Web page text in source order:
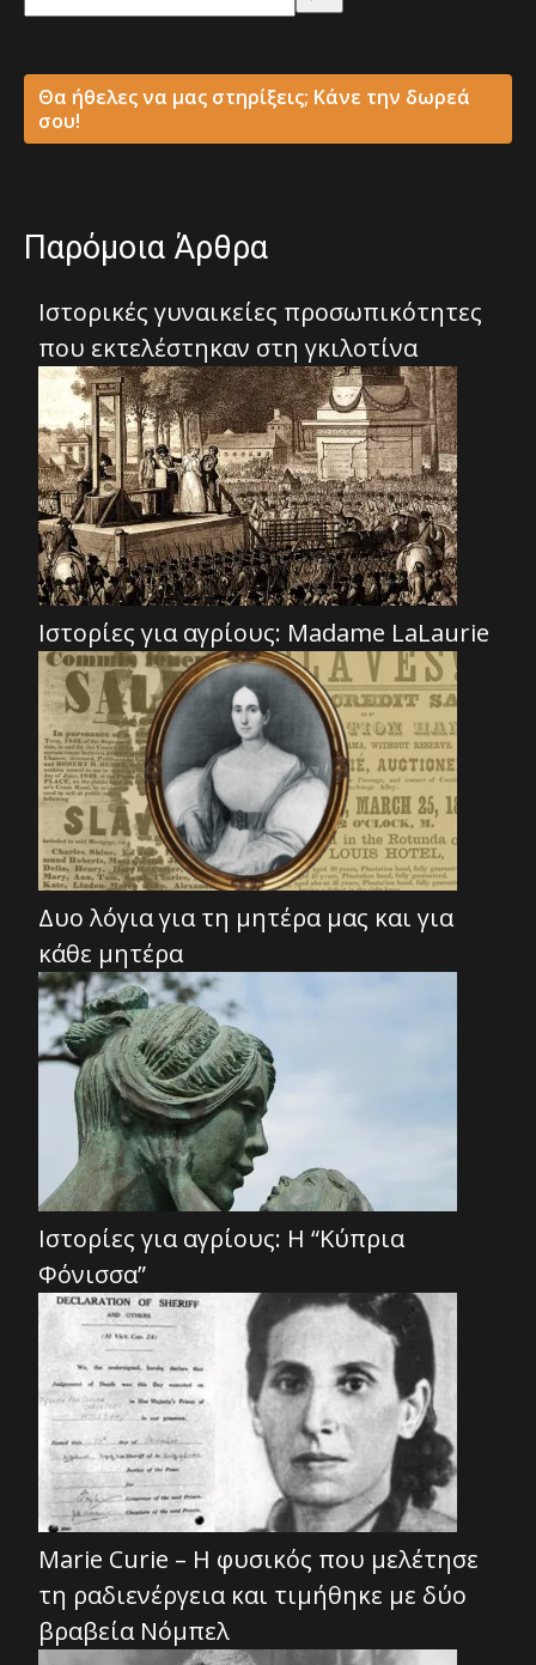
Θα ήθελες να μας στηρίξεις; Κάνε την δωρεά
σου!
Παρόμοια Άρθρα
Ιστορικές γυναικείες προσωπικότητες
που εκτελέστηκαν στη γκιλοτίνα
Ιστορίες για αγρίους: Madame LaLaurie
Δυο λόγια για τη μητέρα μας και για
κάθε μητέρα
Ιστορίες για αγρίους: Η “Κύπρια
Φόνισσα”
Marie Curie – Η φυσικός που μελέτησε
τη ραδιενέργεια και τιμήθηκε με δύο
βραβεία Νόμπελ